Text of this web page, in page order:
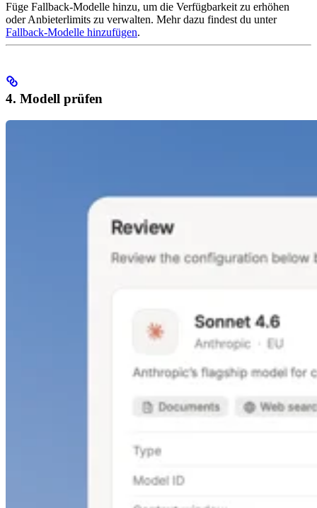
Füge Fallback-Modelle hinzu, um die Verfügbarkeit zu erhöhen
oder Anbieterlimits zu verwalten. Mehr dazu findest du unter
Fallback-Modelle hinzufügen.
4. Modell prüfen